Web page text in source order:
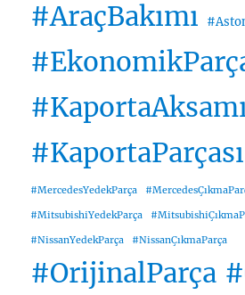
#AraçBakımı
#KaportaParçası
#MercedesYedekParça
#MitsubishiYedekParça
#NissanYedekParça #NissanÇıkmaParça
#OrijinalParça